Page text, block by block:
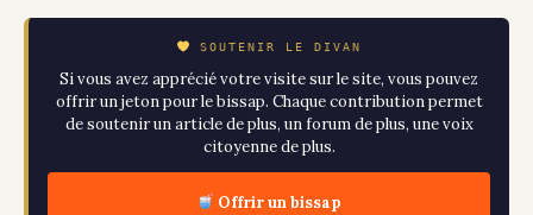
SOUTENIR LE DIVAN
Si vous avez apprécié votre visite sur le site, vous pouvez
offrir un jeton pour le bissap. Chaque contribution permet
de soutenir un article de plus, un forum de plus, une voix
citoyenne de plus.
Offrir un bissap